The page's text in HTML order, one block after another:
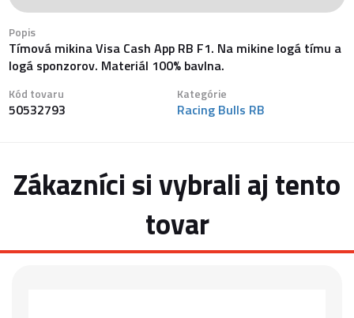
Popis
Tímová mikina Visa Cash App RB F1. Na mikine logá tímu a
logá sponzorov. Materiál 100% bavlna.
Kód tovaru
50532793
Kategórie
Racing Bulls RB
Zákazníci si vybrali aj tento
tovar